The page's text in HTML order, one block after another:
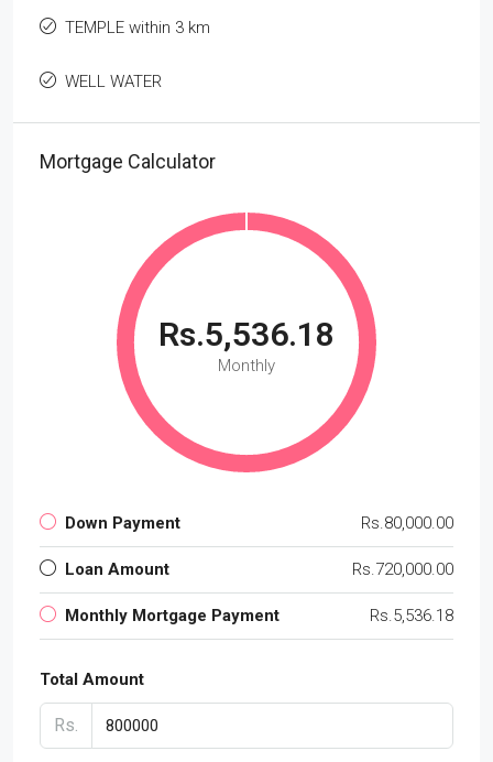
TEMPLE within 3 km
WELL WATER
Mortgage Calculator
Rs.5,536.18
Monthly
Down Payment Rs.80,000.00
Loan Amount Rs.720,000.00
Monthly Mortgage Payment Rs.5,536.18
Total Amount
Rs.